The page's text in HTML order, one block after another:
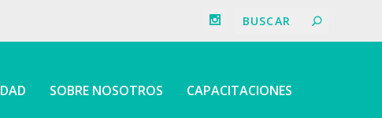
SOBRE NOSOTROS CAPACITACIONES